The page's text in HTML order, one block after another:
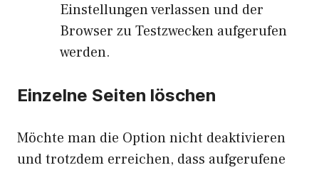
Einstellungen verlassen und der
Browser zu Testzwecken aufgerufen
werden.
Einzelne Seiten löschen
Möchte man die Option nicht deaktivieren
und trotzdem erreichen, dass aufgerufene